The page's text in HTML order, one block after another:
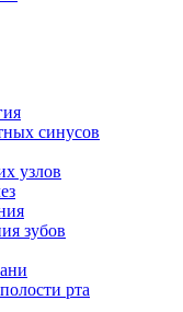
синусов
узлов
зубов
рта